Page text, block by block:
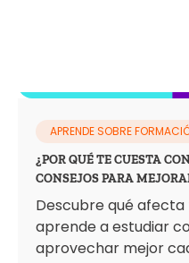
APRENDE SOBRE
¿POR QUÉ TE CUESTA
CONSEJOS PARA
Descubre qué
aprende a estudiar
aprovechar mejor